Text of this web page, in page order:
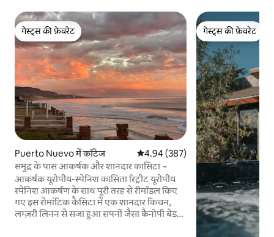
गेस्ट्स की फ़ेवरेट
गेस्ट्स की फ़ेवरेट
Puerto Nuevo में कॉटेज औसत रेटिंग 5 में से 4.94, 387 समीक्षाएँ
4.94 (387)
समुद्र के पास आकर्षक और शानदार कासिटा ~
आकर्षक यूरोपीय-स्पेनिश कासिता रिट्रीट यूरोपीय
स्पेनिश आकर्षण के साथ पूरी तरह से रीमॉडल किए
गए इस रोमांटिक कैसिटा में एक शानदार किचन,
लग्ज़री लिनन से सजा हुआ सपनों जैसा कैनोपी बेड
गेस्ट्स की फ़ेवरेट
गेस्ट्स की फ़ेवरेट